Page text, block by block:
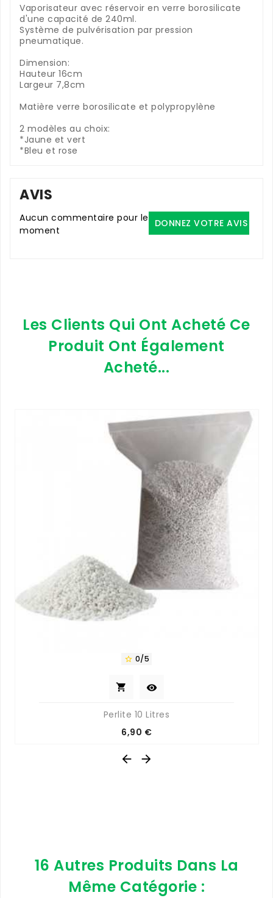
Vaporisateur avec réservoir en verre borosilicate
d'une capacité de 240ml.
Système de pulvérisation par pression
pneumatique.
Dimension:
Hauteur 16cm
Largeur 7,8cm
Matière verre borosilicate et polypropylène
2 modèles au choix:
*Jaune et vert
*Bleu et rose
AVIS
DONNEZ VOTRE AVIS
Aucun commentaire pour le
moment
Les Clients Qui Ont Acheté Ce
Produit Ont Également
Acheté...
 0/5
 
Perlite 10 Litres
Prix
6,90 €
 
16 Autres Produits Dans La
Même Catégorie :